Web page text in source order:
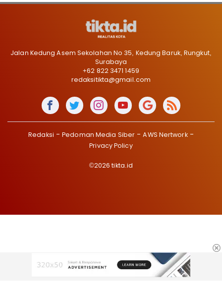
Jalan Kedung Asem Sekolahan No 35, Kedung Baruk, Rungkut,
Surabaya
+62 822 3471 1459
redaksitikta@gmail.com
Redaksi Pedoman Media Siber
AWS Nertwork
Privacy Policy
©2026 tikta.id